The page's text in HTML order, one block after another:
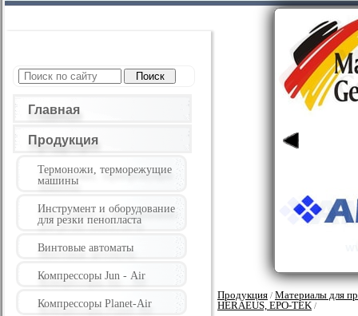
Главная
Продукция
Термоножи, терморежущие
машины
Инструмент и оборудование
для резки пенопласта
Винтовые автоматы
Компрессоры Jun - Air
Компрессоры Planet-Air
Продукция / Материалы для
HERAEUS, EPO-TEK /